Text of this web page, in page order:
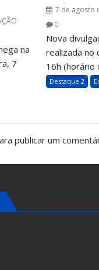
na
7
7 de agosto
0
Nova
realizada no
16h (horário
Destaque 2
publicar um